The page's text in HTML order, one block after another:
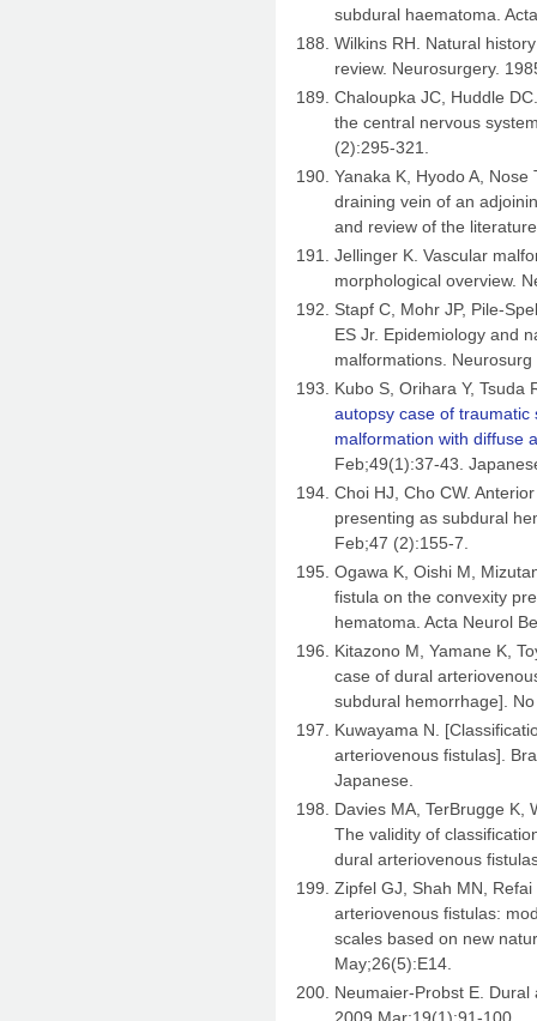
subdural haematoma.
Wilkins RH. Natural
review. Neurosurgery.
Chaloupka JC, Huddle
the central nervous
(2):295-321.
Yanaka K, Hyodo A,
draining vein of an
and review of the
Jellinger K. Vascular
morphological overview.
Stapf C, Mohr JP, Pile-
ES Jr. Epidemiology and
malformations.
Kubo S, Orihara Y,
autopsy case of
malformation with diffuse
Feb;49(1):37-43.
Choi HJ, Cho CW.
presenting as subdural
Feb;47 (2):155-7.
Ogawa K, Oishi M,
fistula on the convexity
hematoma. Acta Neurol
Kitazono M, Yamane K,
case of dural
subdural hemorrhage].
Kuwayama N.
arteriovenous fistulas].
Japanese.
Davies MA, TerBrugge K,
The validity of
dural arteriovenous
Zipfel GJ, Shah MN,
arteriovenous fistulas:
scales based on new
May;26(5):E14.
Neumaier-Probst E.
2009 Mar;19(1):91-100.